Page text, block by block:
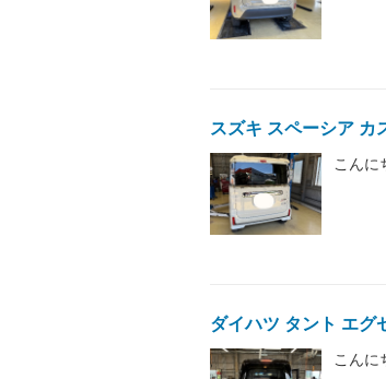
スズキ スペーシア カ
こんに
ダイハツ タント エグ
こんに